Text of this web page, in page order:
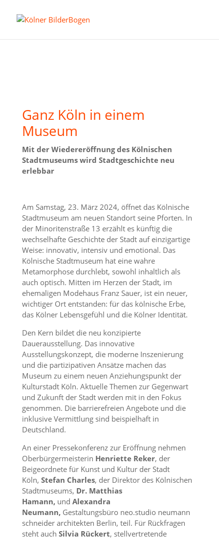
Ganz Köln in einem
Museum
Mit der Wiedereröffnung des Kölnischen
Stadtmuseums wird Stadtgeschichte neu
erlebbar
Am Samstag, 23. März 2024, öffnet das Kölnische
Stadtmuseum am neuen Standort seine Pforten. In
der Minoritenstraße 13 erzählt es künftig die
wechselhafte Geschichte der Stadt auf einzigartige
Weise: innovativ, intensiv und emotional. Das
Kölnische Stadtmuseum hat eine wahre
Metamorphose durchlebt, sowohl inhaltlich als
auch optisch. Mitten im Herzen der Stadt, im
ehemaligen Modehaus Franz Sauer, ist ein neuer,
wichtiger Ort entstanden: für das kölnische Erbe,
das Kölner Lebensgefühl und die Kölner Identität.
Den Kern bildet die neu konzipierte
Dauerausstellung. Das innovative
Ausstellungskonzept, die moderne Inszenierung
und die partizipativen Ansätze machen das
Museum zu einem neuen Anziehungspunkt der
Kulturstadt Köln. Aktuelle Themen zur Gegenwart
und Zukunft der Stadt werden mit in den Fokus
genommen. Die barrierefreien Angebote und die
inklusive Vermittlung sind beispielhaft in
Deutschland.
An einer Pressekonferenz zur Eröffnung nehmen
Oberbürgermeisterin Henriette Reker, der
Beigeordnete für Kunst und Kultur der Stadt
Köln, Stefan Charles, der Direktor des Kölnischen
Stadtmuseums, Dr. Matthias
Hamann,und Alexandra
Neumann, Gestaltungsbüro neo.studio neumann
schneider architekten Berlin, teil. Für Rückfragen
steht auch Silvia Rückert, stellvertretende